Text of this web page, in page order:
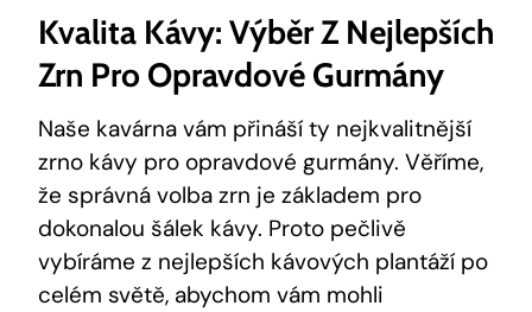
Kvalita Kávy:⁣ Výběr Z Nejlepších
Zrn Pro Opravdové‍ Gurmány
Naše kavárna ‌vám přináší ty nejkvalitnější
zrno⁤ kávy pro opravdové gurmány. Věříme,
že správná volba⁣ zrn je základem pro
dokonalou šálek kávy. Proto pečlivě
vybíráme ‌z nejlepších⁣ kávových plantáží po
celém světě,‌ abychom ‌vám mohli